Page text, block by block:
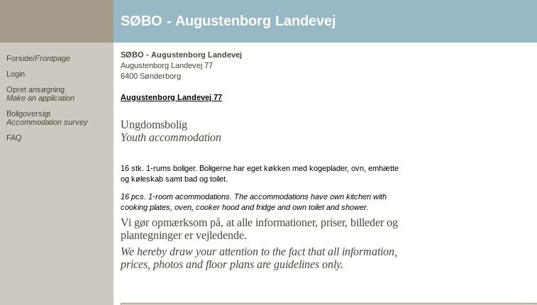
SØBO - Augustenborg Landevej
Forside/Frontpage
Login
Opret ansøgning
Make an application
Boligoversigt
Accommodation survey
FAQ
SØBO - Augustenborg Landevej
Augustenborg Landevej 77
6400 Sønderborg
Augustenborg Landevej 77
Ungdomsbolig
Youth accommodation
16 stk. 1-rums boliger. Boligerne har eget køkken med kogeplader, ovn, emhætte
og køleskab samt bad og toilet.
16 pcs. 1-room acommodations. The accommodations have own kitchen with
cooking plates, oven, cooker hood and fridge and own toilet and shower.
Vi gør opmærksom på, at alle informationer, priser, billeder og
plantegninger er vejledende.
We hereby draw your attention to the fact that all information,
prices, photos and floor plans are guidelines only.